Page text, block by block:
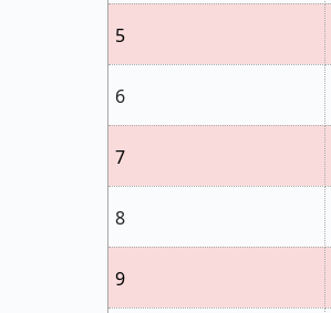
5
6
7
8
9